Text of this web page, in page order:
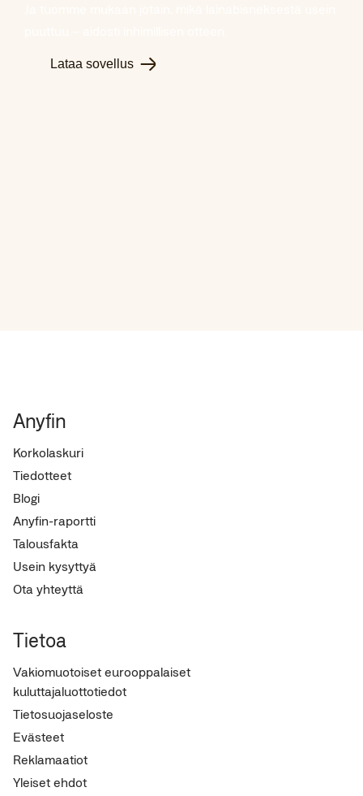
Lataa sovellus
Anyfin
Korkolaskuri
Tiedotteet
Blogi
Anyfin-raportti
Talousfakta
Usein kysyttyä
Ota yhteyttä
Tietoa
Vakiomuotoiset eurooppalaiset
kuluttajaluottotiedot
Tietosuojaseloste
Evästeet
Reklamaatiot
Yleiset ehdot